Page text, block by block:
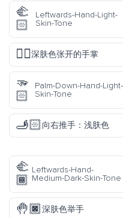
🫲
🏻
Leftwards-Hand-Light-
Skin-Tone
🖐🏿深肤色张开的手掌
🫳
🏻
Palm-Down-Hand-Light-
Skin-Tone
🫸🏻向右推手：浅肤色
🫲
🏾
Leftwards-Hand-
Medium-Dark-Skin-Tone
🤚🏿深肤色举手